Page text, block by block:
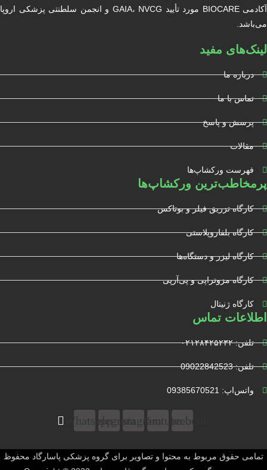
آکادمی BIOCARE مورد تأیید GAIA، NVCG و انجمن سلطنتی پزشکی اروپا
می‌باشد.
لینک‌های مفید
درباره ما
تماس با ما
پرسش و پاسخ
مقالات
فهرست ورکشاپ‌ها
پرمخاطب‌ترین ورکشاپ‌ها
کارگاه تزریق فیلر و بوتاکس
کارگاه بلفاروپلاستی
کارگاه لیزر و دستگاه‌ها
کارگاه مزوتراپی و پی‌آرپی
کارگاه ژنیتال
اطلاعات تماس
تلفن: ۰۲۱۲۸۴۲۵۲۳۲
تلفن: 09022842523
واتس‌‌اپ: 09385670521
Facebook
Youtube
Instagram
Telegram
Whatsapp
تمامی حقوق مربوط به محتوا و تصاویر برای گروه پزشکی پاسارگاد محفوظ